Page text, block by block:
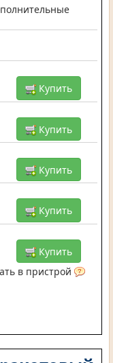
Купить
Купить
Купить
Купить
Купить
в пристрой